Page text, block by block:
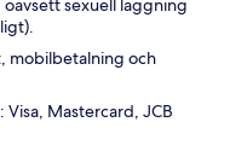
sexuell läggning
mobilbetalning och
Mastercard, JCB